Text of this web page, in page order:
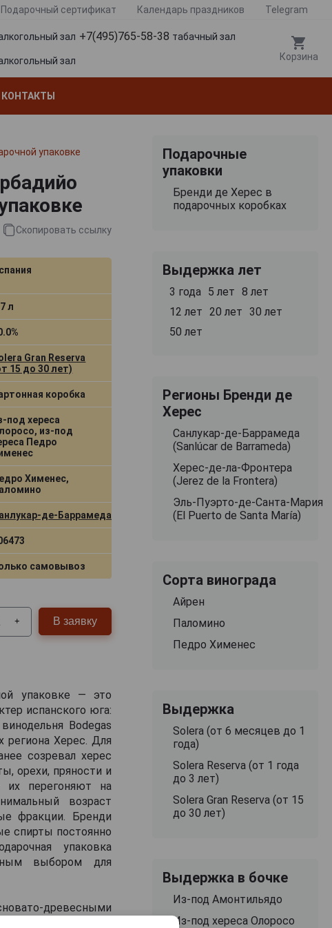
Подарочный сертификат Календарь праздников Telegram
зал +7(495)765-58-38 табачный зал
зал Корзина
КОНТАКТЫ
упаковке
Скопировать ссылку
л
Gran Reserva
15 до 30 лет)
коробка
под хереса
из-под
Педро
Хименес,
самовывоз
+ В заявку
упаковке — это
испанского юга:
Bodegas
региона Херес. Для
созревал херес
орехи, пряности и
их перегоняют на
возраст
фракции. Бренди
спирты постоянно
упаковка
выбором для
древесными
Подарочные
упаковки
Бренди де Херес в
подарочных коробках
Выдержка лет
3 года 5 лет 8 лет
12 лет
20 лет 30 лет
50 лет
Регионы Бренди де
Херес
Санлукар‑де‑Баррамеда
(Sanlúcar de Barrameda)
Херес‑де‑ла‑Фронтера
(Jerez de la Frontera)
Эль‑Пуэрто‑де‑Санта‑Мария
(El Puerto de Santa María)
Сорта винограда
Айрен
Паломино
Педро Хименес
Выдержка
Solera (от 6 месяцев до 1
года)
Solera Reserva (от 1 года
до 3 лет)
Solera Gran Reserva (от 15
до 30 лет)
Выдержка в бочке
Из-под Амонтильядо
Из-под хереса Олоросо